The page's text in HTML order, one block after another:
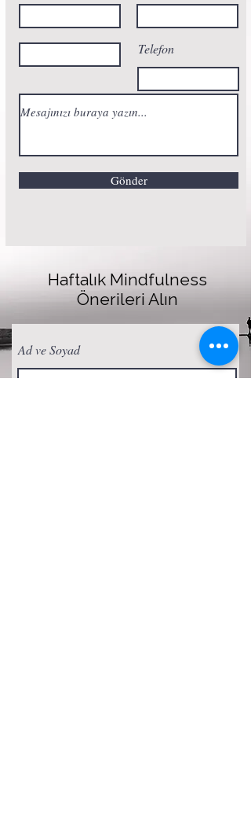
Telefon
Gönder
Haftalık Mindfulness
Önerileri Alın
Ad ve Soyad